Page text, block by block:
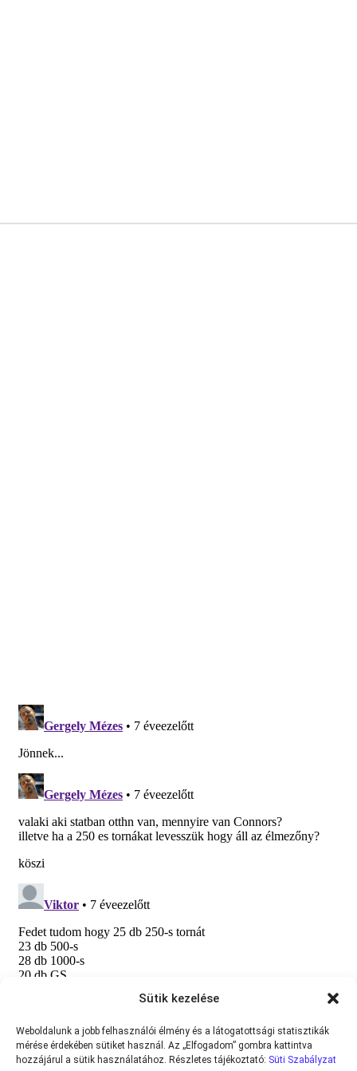
Sütik kezelése
Weboldalunk a jobb felhasználói élmény és a látogatottsági statisztikák
mérése érdekében sütiket használ. Az „Elfogadom” gombra kattintva
hozzájárul a sütik használatához. Részletes tájékoztató: Süti Szabályzat